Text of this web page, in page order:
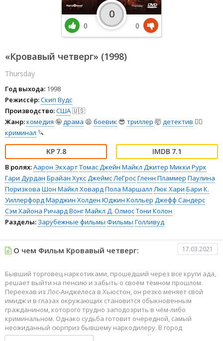
«Кровавый четверг» (1998)
Thursday
Год выхода: 1998
Режиссёр:Скип Вудс
Производство:США🇺🇸
Жанр:комедия 🤪драма 😫 боевик 😎 триллер 🤯детектив 🕵️‍♂️
криминал 🔪
7.8 7.1
В ролях:Аарон ЭкхартТомас Джейн Майкл Джитер Микки Рурк
Гари Дурдан Брайан ХуксДжеймс ЛеГросГленн Пламмер Паулина
Поризкова Шон Майкл ХовардПола Маршалл Люк Хари Бари К.
УиллерфордМарджин Холден Юджин Колльер Джефф Сандерс
Сэм Хайона Ричард ВонгМайкл Д. ОлмосТони Колон
Разделы: Зарубежные фильмы Фильмы Голливуд
0
0
0
О чем Фильм Кровавый четверг: 17.03.2021
Бывший торговец наркотиками, прошедший через все круги ада,
решает выйти на пенсию и забыть о своём тёмном прошлом.
Переехав из Лос-Анджелеса в Хьюстон, он резко меняет свой
имидж и в глазах окружающих становится обыкновенным
гражданином, которого трудно заподозрить в чём-либо
криминальном. Однако судьба готовит очередной, самый
неожиданный сюрприз бывшему наркодилеру. В город
приезжает его подельник с грузом героина. Компаньон и не